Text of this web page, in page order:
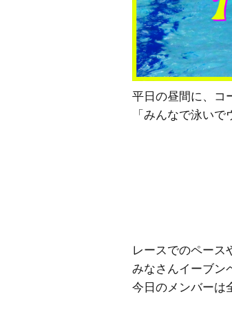
平日の昼間に、コ
「みんなで泳い
レースでのペース
みなさんイーブン
今日のメンバーは